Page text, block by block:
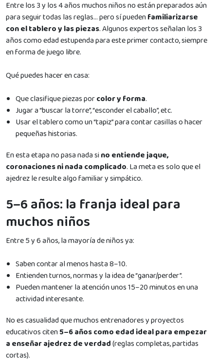
Entre los 3 y los 4 años muchos niños no están preparados aún
para seguir todas las reglas… pero sí puedenfamiliarizarse
con el tablero y las piezas. Algunos expertos señalan los 3
años como edad estupenda para este primer contacto, siempre
en forma de juego libre.
Qué puedes hacer en casa:
Que clasifique piezas porcolor y forma.
Jugar a “buscar la torre”, “esconder el caballo”, etc.
Usar el tablero como un “tapiz” para contar casillas o hacer
pequeñas historias.
En esta etapa no pasa nada si no entiende jaque,
coronaciones ni nada complicado. La meta es solo que el
ajedrez le resulte algo familiar y simpático.
5–6 años: la franja ideal para
muchos niños
Entre 5 y 6 años, la mayoría de niños ya:
Saben contar al menos hasta 8–10.
Entienden turnos, normas y la idea de “ganar/perder”.
Pueden mantener la atención unos 15–20 minutos en una
actividad interesante.
No es casualidad que muchos entrenadores y proyectos
educativos citen5–6 años como edad ideal para empezar
a enseñar ajedrez de verdad(reglas completas, partidas
cortas).